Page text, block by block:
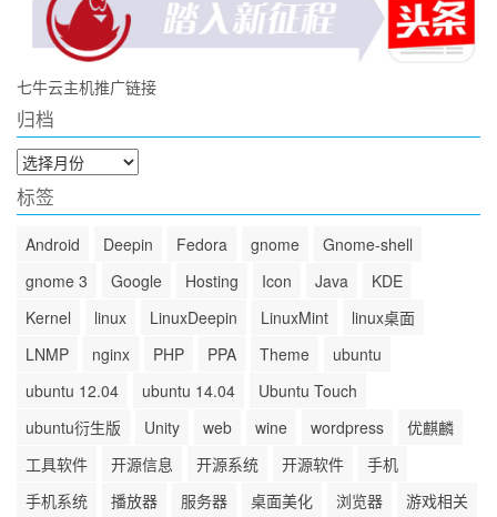
七牛云主机推广链接
归档
归
档
标签
Android Deepin Fedora gnome
Gnome-shell
gnome 3
Google Hosting Icon Java
KDE
Kernel
linux LinuxDeepin LinuxMint
linux桌面
LNMP
nginx PHP PPA Theme
ubuntu
ubuntu 12.04
ubuntu 14.04
Ubuntu Touch
ubuntu衍生版
Unity web wine wordpress
优麒麟
工具软件
开源信息 开源系统 开源软件
手机
手机系统
播放器 服务器 桌面美化 浏览器 游戏相关